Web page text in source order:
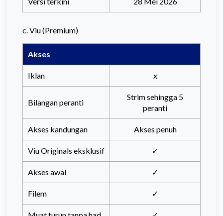
c. Viu (Premium)
Akses
Iklan x
Bilangan peranti
Strim sehingga 5
peranti
Akses kandungan Akses penuh
Viu Originals eksklusif ✓
Akses awal ✓
Filem ✓